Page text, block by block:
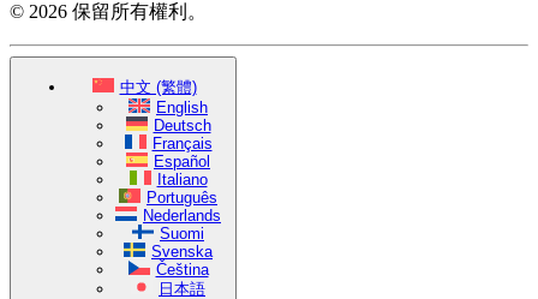
© 2026 保留所有權利。
中文 (繁體)
English
Deutsch
Français
Español
Italiano
Português
Nederlands
Suomi
Svenska
Čeština
日本語